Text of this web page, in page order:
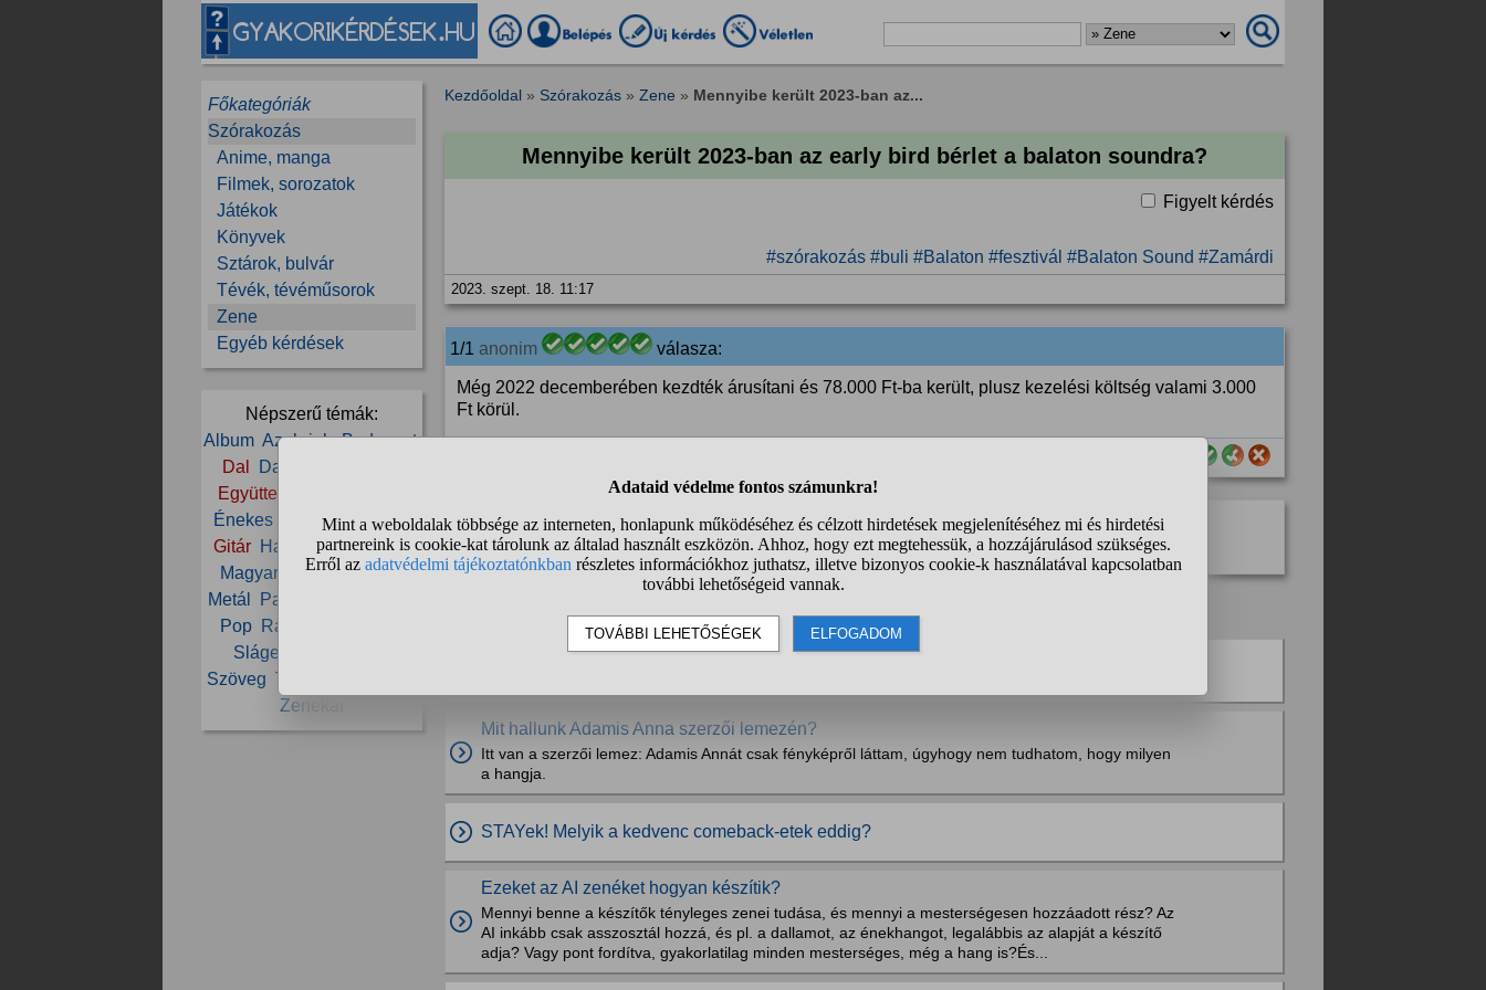
Főkategóriák
Szórakozás
Anime, manga
Filmek, sorozatok
Játékok
Könyvek
Sztárok, bulvár
Tévék, tévéműsorok
Zene
Egyéb kérdések
Népszerű témák:
Album Azahriah Budapest
Dal
Dalszöveg
Együttes
Énekes
Fesztivál Fiatal
Gitár Hangszer Koncert
Magyar
Magyarország
Metál
PamKutya
Pop
Rádió
Sláger
Szöveg Techno
Zenekar
Kezdőoldal » Szórakozás » Zene » Mennyibe került 2023-ban az...
Mennyibe került 2023-ban az early bird bérlet a balaton soundra?
Figyelt kérdés
#szórakozás #buli #Balaton #fesztivál #Balaton Sound #Zamárdi
2023. szept. 18. 11:17
1/1 anonim válasza:
Még 2022 decemberében kezdték árusítani és 78.000 Ft-ba került, plusz kezelési költség valami 3.000
Ft körül.
Miseria Cantare szerintetek jó zene?
Mit hallunk Adamis Anna szerzői lemezén?
Itt van a szerzői lemez: Adamis Annát csak fényképről láttam, úgyhogy nem tudhatom, hogy milyen
a hangja.
STAYek! Melyik a kedvenc comeback-etek eddig?
Ezeket az AI zenéket hogyan készítik?
Mennyi benne a készítők tényleges zenei tudása, és mennyi a mesterségesen hozzáadott rész? Az
AI inkább csak asszosztál hozzá, és pl. a dallamot, az énekhangot, legalábbis az alapját a készítő
adja? Vagy pont fordítva, gyakorlatilag minden mesterséges, még a hang is?És...